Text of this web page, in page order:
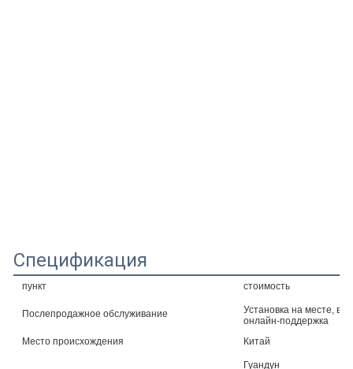
Спецификация
пункт стоимость
Послепродажное обслуживание
Установка на месте,
онлайн-поддержка
Место происхождения
Китай
Гуандун